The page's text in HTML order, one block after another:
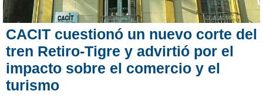
CACIT cuestionó un nuevo corte del
tren Retiro-Tigre y advirtió por el
impacto sobre el comercio y el
turismo